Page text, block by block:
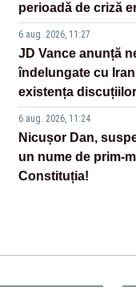
perioadă de criză
6 aug. 2026, 11:27
JD Vance anunță
îndelungate cu
existența
6 aug. 2026, 11:24
Nicușor Dan,
un nume de prim-
Constituția!